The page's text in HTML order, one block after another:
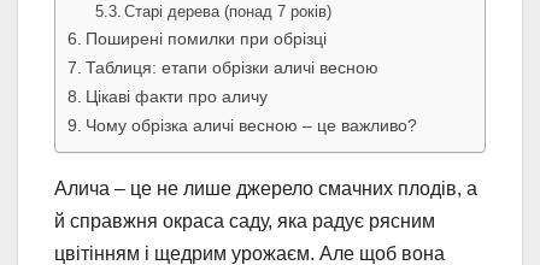
Старі дерева (понад 7 років)
Поширені помилки при обрізці
Таблиця: етапи обрізки аличі весною
Цікаві факти про аличу
Чому обрізка аличі весною – це важливо?
Алича – це не лише джерело смачних плодів, а
й справжня окраса саду, яка радує рясним
цвітінням і щедрим урожаєм. Але щоб вона